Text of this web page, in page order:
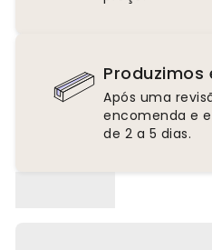
Produzimos
Após uma
encomenda e
de 2 a 5 dias.